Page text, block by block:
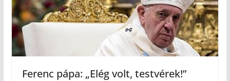
Ferenc pápa: „Elég volt, testvérek!”